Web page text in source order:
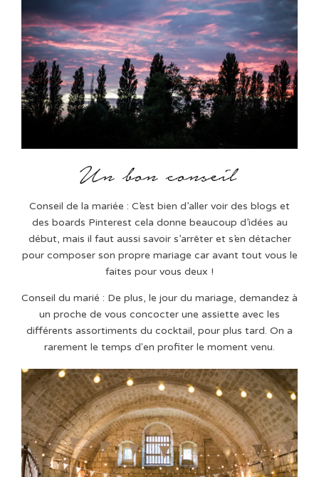
Conseil de la mariée : C’est bien d’aller voir des blogs et
des boards Pinterest cela donne beaucoup d’idées au
début, mais il faut aussi savoir s’arrêter et s’en détacher
pour composer son propre mariage car avant tout vous le
faites pour vous deux !
Conseil du marié : De plus, le jour du mariage, demandez à
un proche de vous concocter une assiette avec les
différents assortiments du cocktail, pour plus tard. On a
rarement le temps d'en profiter le moment venu.